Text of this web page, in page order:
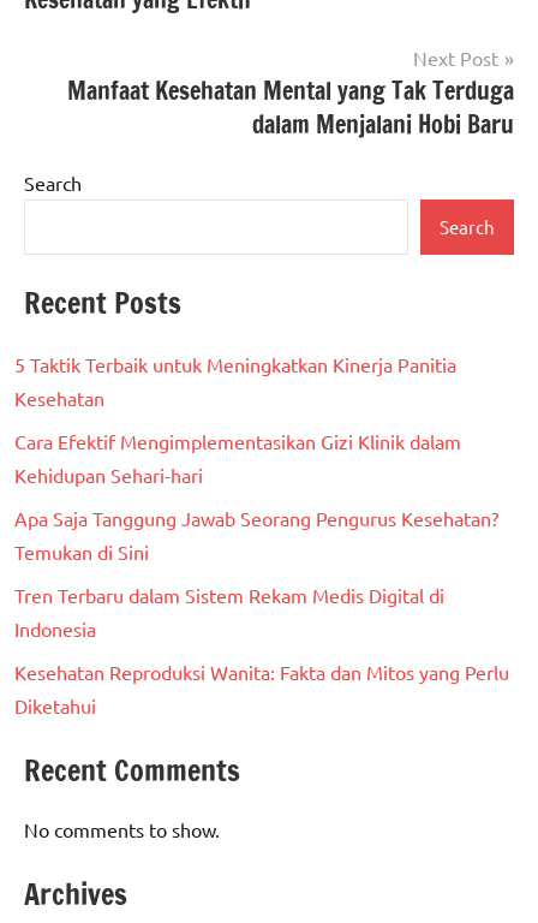
Next Post
Manfaat Kesehatan Mental yang Tak Terduga
dalam Menjalani Hobi Baru
Search
Search
Recent Posts
5 Taktik Terbaik untuk Meningkatkan Kinerja Panitia
Kesehatan
Cara Efektif Mengimplementasikan Gizi Klinik dalam
Kehidupan Sehari-hari
Apa Saja Tanggung Jawab Seorang Pengurus Kesehatan?
Temukan di Sini
Tren Terbaru dalam Sistem Rekam Medis Digital di
Indonesia
Kesehatan Reproduksi Wanita: Fakta dan Mitos yang Perlu
Diketahui
Recent Comments
No comments to show.
Archives